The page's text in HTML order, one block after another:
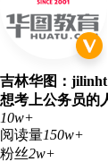
吉林华图：jilinht
想考上公务员的
10w+
阅读量150w+
粉丝2w+